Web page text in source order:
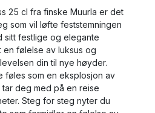
25 cl fra finske Muurla er det
som vil løfte feststemningen
sitt festlige og elegante
følelse av luksus og
din til nye høyder.
føles som en eksplosjon av
deg med på en reise
Steg for steg nyter du